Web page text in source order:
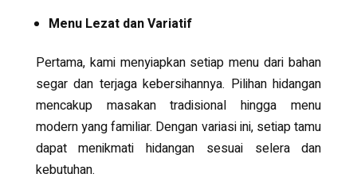
Menu Lezat dan Variatif
Pertama, kami menyiapkan setiap menu dari bahan
segar dan terjaga kebersihannya. Pilihan hidangan
mencakup masakan tradisional hingga menu
modern yang familiar. Dengan variasi ini, setiap tamu
dapat menikmati hidangan sesuai selera dan
kebutuhan.